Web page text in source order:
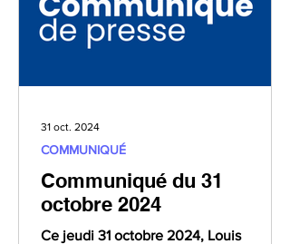
Communiqué du 31
octobre 2024
Ce jeudi 31 octobre 2024, Louis
COMMUNIQUÉ
31 oct. 2024